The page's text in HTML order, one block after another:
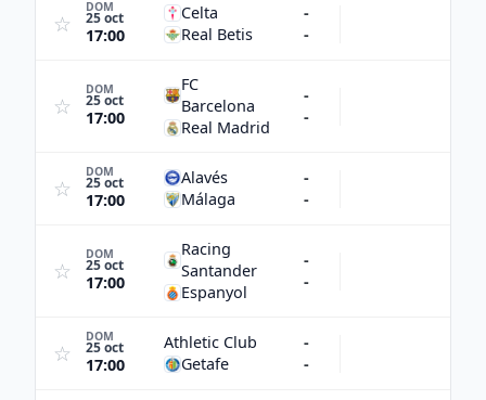
☆
DOM
25 oct
17:00
Celta
Real Betis
-
-
☆
DOM
25 oct
17:00
FC
Barcelona
Real Madrid
-
-
☆
DOM
25 oct
17:00
Alavés
Málaga
-
-
☆
DOM
25 oct
17:00
Racing
Santander
Espanyol
-
-
☆
DOM
25 oct
17:00
Athletic Club
Getafe
-
-